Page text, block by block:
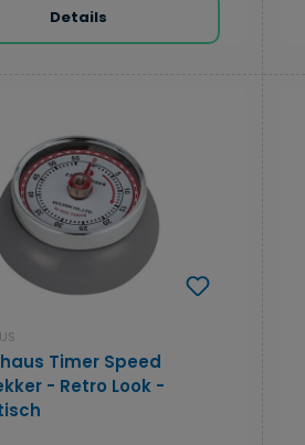
Details
Timer Speed
- Retro Look -